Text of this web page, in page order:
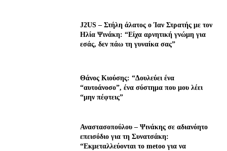
J2US – Στήλη άλατος ο Ίαν Στρατής με τον
Ηλία Ψινάκη: “Είχα αρνητική γνώμη για
εσάς, δεν πάω τη γυναίκα σας”
Θάνος Κιούσης: “Δουλεύει ένα
“αυτοάνοσο”, ένα σύστημα που μου λέει
“μην πέφτεις”
Αναστασοπούλου – Ψινάκης σε αδιανόητο
επεισόδιο για τη Συνατσάκη:
“Εκμεταλλεύονται το metoo για να